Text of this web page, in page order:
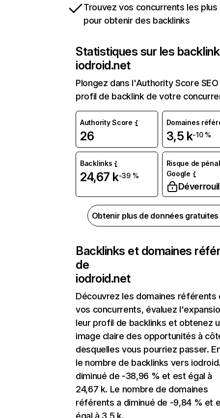
Trouvez vos concurrents les
pour obtenir des backlinks
Statistiques sur les
iodroid.net
Plongez dans l'Authority Score
profil de backlink de votre
Authority Score
26
Domaines
3,5 k-10 %
Backlinks
24,67 k-39 %
Risque de
Google
Obtenir plus de données
Backlinks et domaines
de
iodroid.net
Découvrez les domaines référents
vos concurrents, évaluez
leur profil de backlinks et obtenez
image claire des opportunités à
desquelles vous pourriez passer.
le nombre de backlinks vers
diminué de -38,96 % et est égal à
24,67 k. Le nombre de domaines
référents a diminué de -9,84 % et
égal à 3,5 k.